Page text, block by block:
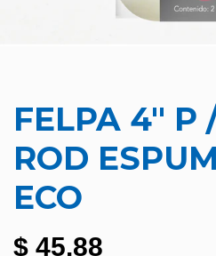
FELPA 4" P
ROD
ECO
$ 45.88